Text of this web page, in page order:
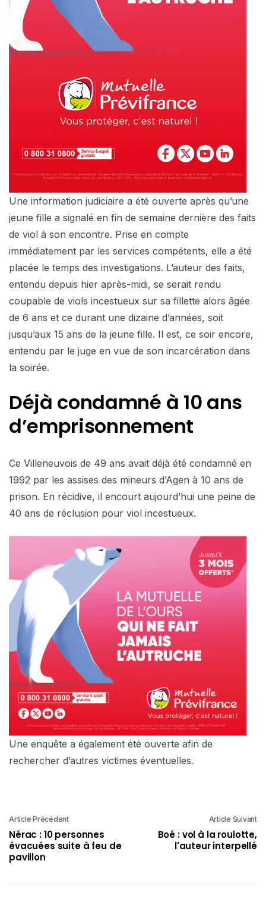
Une information judiciaire a été ouverte après qu’une
jeune fille a signalé en fin de semaine dernière des faits
de viol à son encontre. Prise en compte
immédiatement par les services compétents, elle a été
placée le temps des investigations. L’auteur des faits,
entendu depuis hier après-midi, se serait rendu
coupable de viols incestueux sur sa fillette alors âgée
de 6 ans et ce durant une dizaine d’années, soit
jusqu’aux 15 ans de la jeune fille. Il est, ce soir encore,
entendu par le juge en vue de son incarcération dans
la soirée.
Déjà condamné à 10 ans
d’emprisonnement
Ce Villeneuvois de 49 ans avait déjà été condamné en
1992 par les assises des mineurs d’Agen à 10 ans de
prison. En récidive, il encourt aujourd’hui une peine de
40 ans de réclusion pour viol incestueux.
Une enquête a également été ouverte afin de
rechercher d’autres victimes éventuelles.
Article Précédent
Nérac : 10 personnes
évacuées suite à feu de
pavillon
Article Suivant
Boé : vol à la roulotte,
l'auteur interpellé